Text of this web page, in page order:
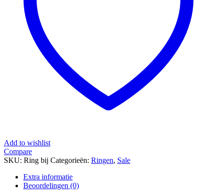
Add to wishlist
Compare
SKU: Ring bij Categorieën: Ringen, Sale
Extra informatie
Beoordelingen (0)